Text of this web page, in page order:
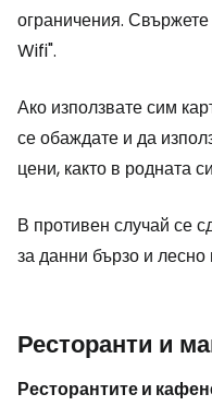
ограничения.
Wifi".
Ако използвате сим
се обаждате и да
цени, както в родната
В противен случай се
за данни бързо и лесно
Ресторанти и
Ресторантитеи